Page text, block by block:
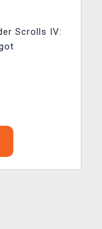
Scrolls IV: